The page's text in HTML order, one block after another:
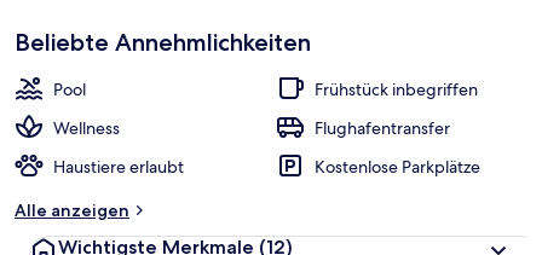
beliebt
b
e
Beliebte Annehmlichkeiten
Pool
Frühstück inbegriffen
Wellness
Flughafentransfer
Haustiere erlaubt
Kostenlose Parkplätze
Alle anzeigen
Wichtigste Merkmale (12)